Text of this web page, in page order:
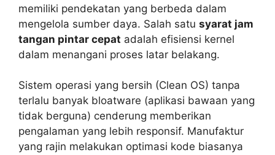
memiliki pendekatan yang berbeda dalam
mengelola sumber daya. Salah satu syarat jam
tangan pintar cepat adalah efisiensi kernel
dalam menangani proses latar belakang.
Sistem operasi yang bersih (Clean OS) tanpa
terlalu banyak bloatware (aplikasi bawaan yang
tidak berguna) cenderung memberikan
pengalaman yang lebih responsif. Manufaktur
yang rajin melakukan optimasi kode biasanya